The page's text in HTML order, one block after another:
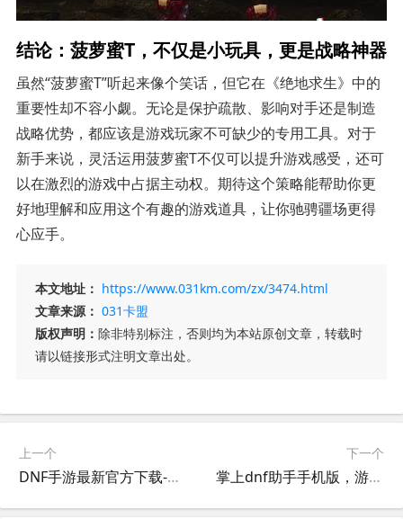
结论：菠萝蜜T，不仅是小玩具，更是战略神器
虽然“菠萝蜜T”听起来像个笑话，但它在《绝地求生》中的
重要性却不容小觑。无论是保护疏散、影响对手还是制造
战略优势，都应该是游戏玩家不可缺少的专用工具。对于
新手来说，灵活运用菠萝蜜T不仅可以提升游戏感受，还可
以在激烈的游戏中占据主动权。期待这个策略能帮助你更
好地理解和应用这个有趣的游戏道具，让你驰骋疆场更得
心应手。
本文地址： https://www.031km.com/zx/3474.html
文章来源： 031卡盟
版权声明： 除非特别标注，否则均为本站原创文章，转载时
请以链接形式注明文章出处。
上一个
DNF手游最新官方下载-DNF手游最新版本官方下载地址
下一个
掌上dnf助手手机版，游戏攻略一网打尽-掌上dnf助手手机版：你的游戏生活好帮手